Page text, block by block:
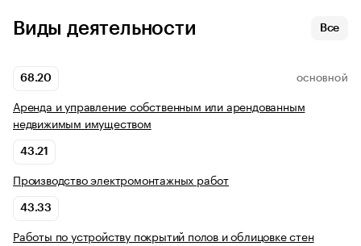
Виды деятельности Все
68.20 ОСНОВНОЙ
Аренда и управление собственным или арендованным
недвижимым имуществом
43.21
Производство электромонтажных работ
43.33
Работы по устройству покрытий полов и облицовке стен